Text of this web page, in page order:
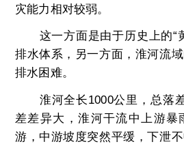
灾能力相对较弱。
这一方面是由于历史上的“
排水体系，另一方面，淮河流
排水困难。
淮河全长1000公里，总落差
差差异大，淮河干流中上游暴
游，中游坡度突然平缓，下泄